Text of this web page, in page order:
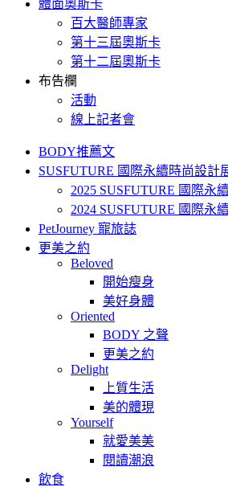
體面奧斯卡
百大醫師專家
第十三屆奧斯卡
第十二屆奧斯卡
布告欄
活動
線上記者會
BODY推薦文
SUSFUTURE 國際永續時尚設計
2025 SUSFUTURE 國際永
2024 SUSFUTURE 國際永
PetJourney 寵旅誌
更美之約
Beloved
開始瘦身
美好身體
Oriented
BODY 之聲
更美之約
Delight
上質生活
美的體現
Yourself
就愛美美
閱讀潮浪
飲食